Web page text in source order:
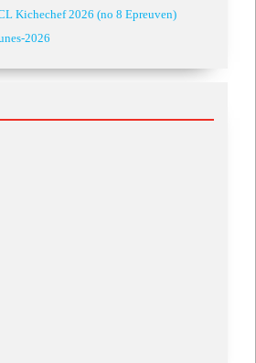
Kichechef 2026 (no 8 Epreuven)
2026